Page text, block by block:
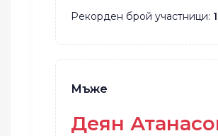
Рекорден брой участници:
Мъже
Деян